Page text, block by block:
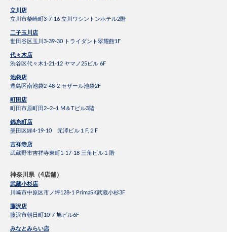
立川店
立川市柴崎町3-7-16 立川ワシントンホテル2階
二子玉川店
世田谷区玉川3-39-30 トライダント翠耀館1F
代々木店
渋谷区代々木1-21-12 ヤマノ25ビル 6F
池袋店
豊島区南池袋2-48-2 セザール池袋2F
町田店
町田市原町田2−2−1 M＆Tビル3階
錦糸町店
墨田区緑4-19-10 元澤ビル１F,２F
吉祥寺店
武蔵野市吉祥寺東町1-17-18 三角ビル１階
神奈川県（4店舗）
武蔵小杉店
川崎市中原区市ノ坪128-1 PrimaSK武蔵小杉3F
藤沢店
藤沢市朝日町10-7 旭ビル6F
みなとみらい店